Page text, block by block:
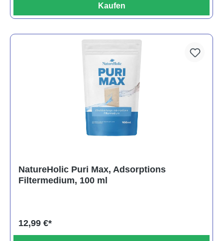
Kaufen
NatureHolic Puri Max, Adsorptions
Filtermedium, 100 ml
12,99 €*